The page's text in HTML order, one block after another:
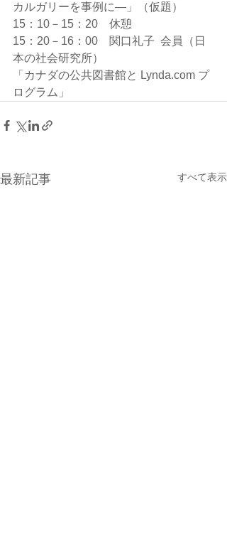
カルガリーを事例に―」（仮題）
15：10－15：20　休憩
15：20－16：00　関口礼子  会員（日
本の社会研究所）
「カナダの公共図書館と Lynda.com プ
ログラム」
最新記事 すべて表示